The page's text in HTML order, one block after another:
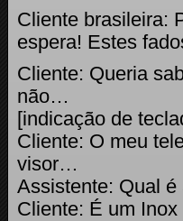
Cliente brasileira:
espera! Estes
Cliente: Queria
não…
[indicação de
Cliente: O meu
visor…
Assistente: Qual
Cliente: É um Inox